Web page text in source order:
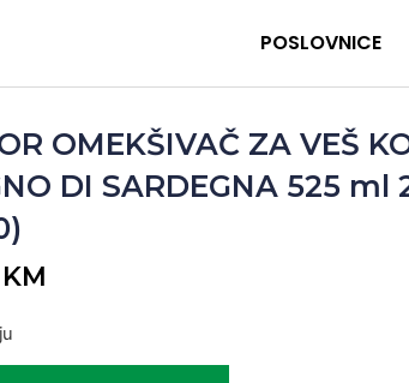
POSLOVNICE
OMEKŠIVAČ ZA VEŠ
DI SARDEGNA 525 ml
KM